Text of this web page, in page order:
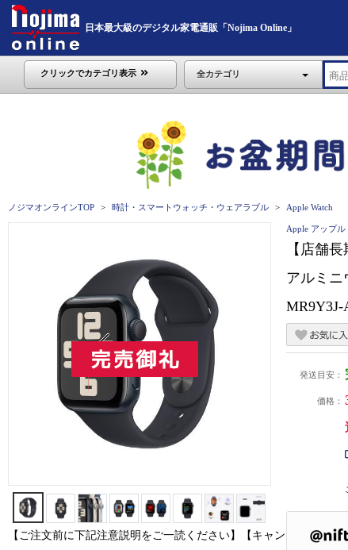
日本最大級のデジタル家電通販「Nojima Online」
クリックでカテゴリ表示 全カテゴリ
ノジマオンラインTOP 時計・スマートウォッチ・ウェアラブル Apple Watch
【ご注文前に下記注意説明をご一読ください】【キャン
Apple アップル
【店舗
アルミニ
MR9Y3J-
発送目安：
価格：